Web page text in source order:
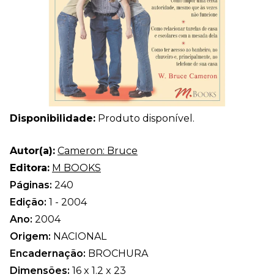
Disponibilidade: Produto disponível.
Autor(a): Cameron: Bruce
Editora: M BOOKS
Páginas: 240
Edição: 1 - 2004
Ano: 2004
Origem: NACIONAL
Encadernação: BROCHURA
Dimensões: 16 x 1.2 x 23